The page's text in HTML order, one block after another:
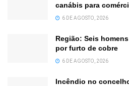
canábis para
6 DE AGOSTO, 2026
Região: Seis
por furto de cobre
6 DE AGOSTO, 2026
Incêndio no